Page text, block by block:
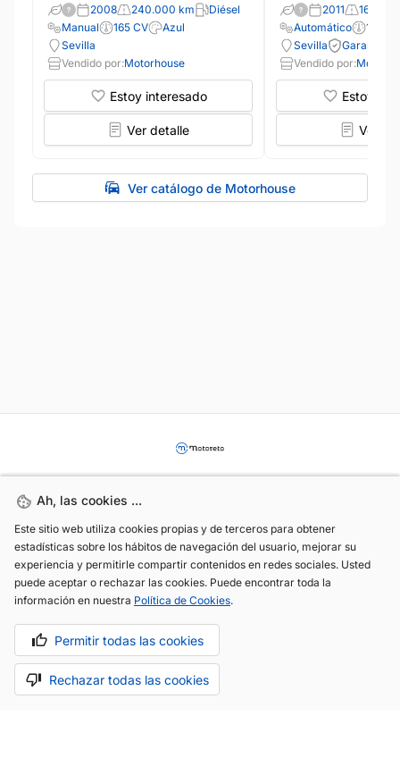
2008 240.000 km
Diésel
Manual
165 CV
Azul
Sevilla
Vendido por:Motorhouse
Estoy interesado
Ver detalle
2011
Automático
112 CV
Sevilla
Garantía
Vendido por:
Estoy
Ver
Ver catálogo de Motorhouse
Ah, las cookies ...
Este sitio web utiliza cookies propias y de terceros para obtener
estadísticas sobre los hábitos de navegación del usuario, mejorar su
experiencia y permitirle compartir contenidos en redes sociales. Usted
puede aceptar o rechazar las cookies. Puede encontrar toda la
información en nuestra Política de Cookies.
Permitir todas las cookies
Rechazar todas las cookies
Ah, las cookies ...
Este sitio web utiliza cookies propias y de terceros para obtener
estadísticas sobre los hábitos de navegación del usuario, mejorar su
experiencia y permitirle compartir contenidos en redes sociales. Usted
puede aceptar o rechazar las cookies. Puede encontrar toda la
información en nuestra Política de Cookies.
Permitir todas las cookies
Rechazar todas las cookies
(+34) 744 408 070
Aviso legal Política de cookies